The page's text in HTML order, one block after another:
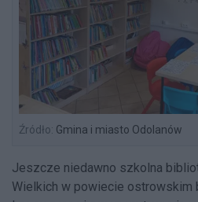
Źródło: Gmina i miasto Odolanów
Jeszcze niedawno szkolna
Wielkich w powiecie ostrowskim